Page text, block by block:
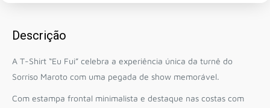
Descrição
A T-Shirt “Eu Fui” celebra a experiência única da turnê do
Sorriso Maroto com uma pegada de show memorável.
Com estampa frontal minimalista e destaque nas costas com